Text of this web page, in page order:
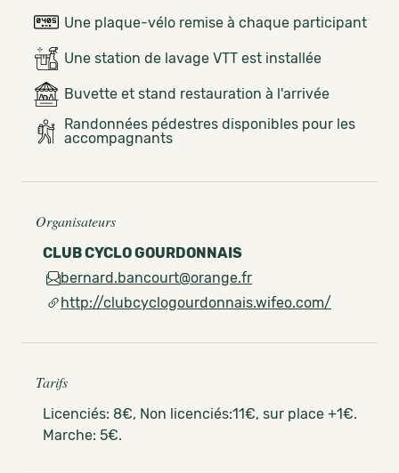
Une plaque-vélo remise à chaque participant
Une station de lavage VTT est installée
Buvette et stand restauration à l'arrivée
Randonnées pédestres disponibles pour les
accompagnants
Organisateurs
CLUB CYCLO GOURDONNAIS
bernard.bancourt@orange.fr
http://clubcyclogourdonnais.wifeo.com/
Tarifs
Licenciés: 8€, Non licenciés:11€, sur place +1€.
Marche: 5€.